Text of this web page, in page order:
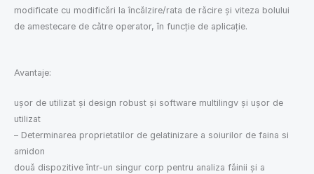
modificate cu modificări la încălzire/rata de răcire și viteza bolului
de amestecare de către operator, în funcție de aplicație.
Avantaje:
uşor de utilizat şi design robust şi software multilingv şi uşor de
utilizat
– Determinarea proprietatilor de gelatinizare a soiurilor de faina si
amidon
două dispozitive într-un singur corp pentru analiza făinii și a